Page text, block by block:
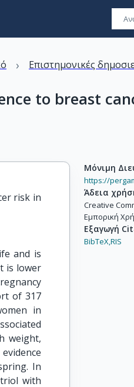
› Επιστημονικές
to breast
risk in
and is
is lower
of 317
in
weight,
In
with
Μόνιμη
https://
Άδεια
Creative
Εμπορική
Εξαγωγή
BibTeX,RIS